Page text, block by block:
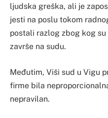
ljudska greška, ali je
jesti na poslu tokom
postali razlog zbog kog
završe na sudu.
Međutim, Viši sud u Vigu
firme bila
nepravilan.